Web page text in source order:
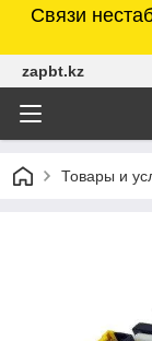
Связи
zapbt.kz
Товары и